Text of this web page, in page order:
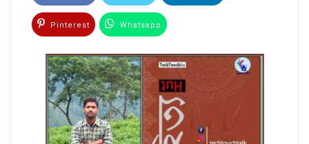
Pinterest Whatsapp